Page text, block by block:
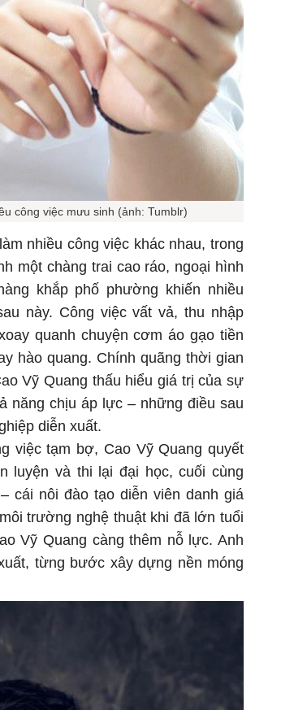
công việc mưu sinh (ảnh: Tumblr)
nhiều công việc khác nhau, trong
một chàng trai cao ráo, ngoại hình
khắp phố phường khiến nhiều
này. Công việc vất vả, thu nhập
quanh chuyện cơm áo gạo tiền
hào quang. Chính quãng thời gian
Vỹ Quang thấu hiểu giá trị của sự
năng chịu áp lực – những điều sau
diễn xuất.
việc tạm bợ, Cao Vỹ Quang quyết
luyện và thi lại đại học, cuối cùng
cái nôi đào tạo diễn viên danh giá
trường nghệ thuật khi đã lớn tuổi
Vỹ Quang càng thêm nỗ lực. Anh
từng bước xây dựng nền móng